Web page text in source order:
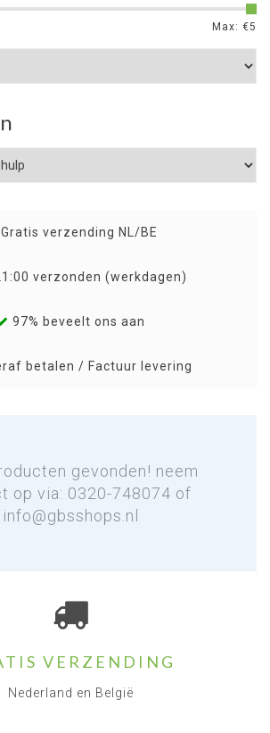
Max: €5
Gratis verzending NL/BE
verzonden (werkdagen)
97% beveelt ons aan
betalen / Factuur levering
gevonden! neem
op via: 0320-748074 of
info@gbsshops.nl
VERZENDING
Nederland en België